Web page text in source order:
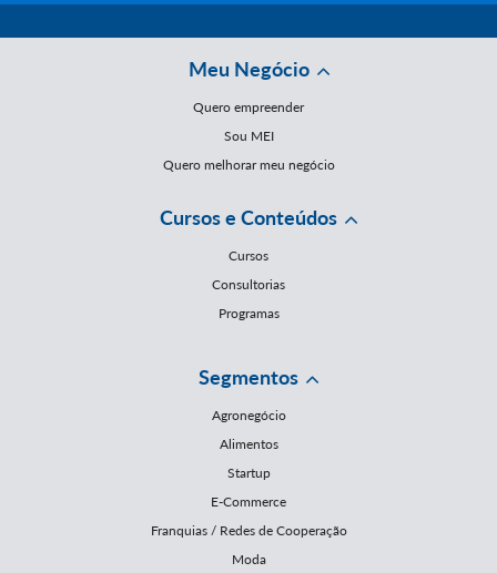
Meu Negócio
Quero empreender
Sou MEI
Quero melhorar meu negócio
Cursos e Conteúdos
Cursos
Consultorias
Programas
Segmentos
Agronegócio
Alimentos
Startup
E-Commerce
Franquias / Redes de Cooperação
Moda